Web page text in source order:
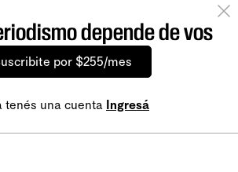
depende de vos
por $255/mes
tenés una cuenta Ingresá